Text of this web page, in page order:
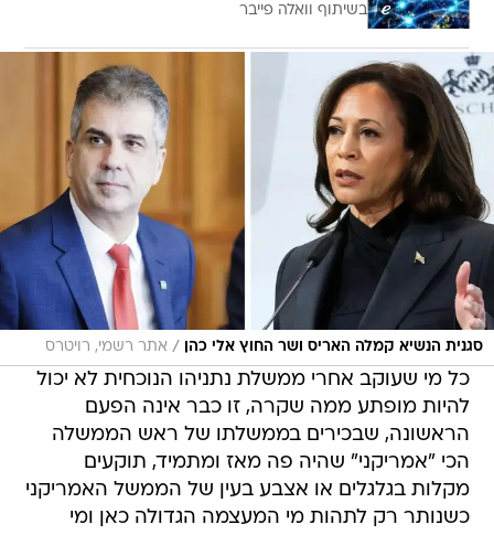
סגנית הנשיא קמלה האריס ושר החוץ אלי כהן אתר רשמי, רויטרס
כל מי שעוקב אחרי ממשלת נתניהו הנוכחית לא יכול
להיות מופתע ממה שקרה, זו כבר אינה הפעם
הראשונה, שבכירים בממשלתו של ראש הממשלה
הכי "אמריקני" שהיה פה מאז ומתמיד, תוקעים
מקלות בגלגלים או אצבע בעין של הממשל האמריקני
כשנותר רק לתהות מי המעצמה הגדולה כאן ומי
המדינה שתלויה באותה מעצמה ורודפת אחריה ערב
כל הצבעה במועצת הביטחון של האו"ם.